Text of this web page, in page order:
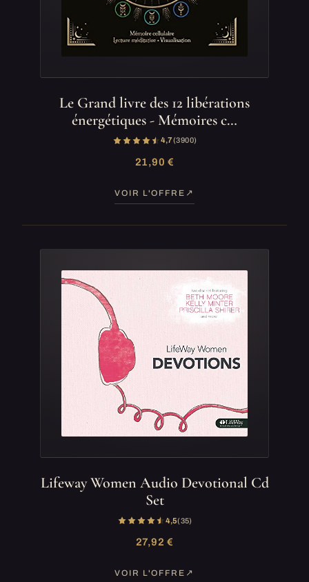
Le Grand livre des 12 libérations
énergétiques - Mémoires c…
4,7(3 900)
21,90 €
VOIR L'OFFRE
Lifeway Women Audio Devotional Cd
Set
4,5(35)
27,92 €
VOIR L'OFFRE